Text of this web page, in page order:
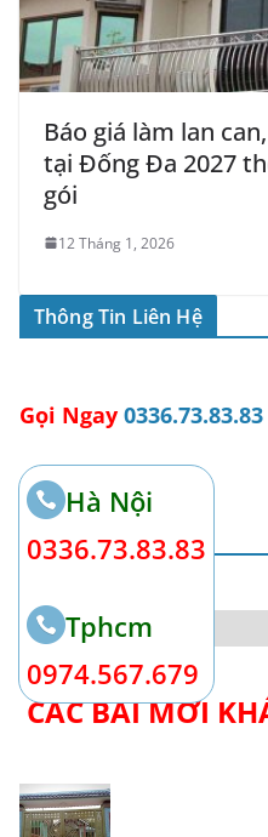
Báo giá làm lan
tại Đống Đa 2027
gói
12 Tháng 1, 2026
Thông Tin Liên Hệ
Gọi Ngay 0336.73.83.83
Chuyên mục
CÁC BÀI MỚI
Hà Nội
0336.73.83.83
Tphcm
0974.567.679